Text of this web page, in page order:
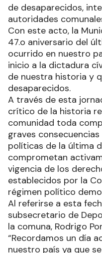
detenidos por la
Juan Eduardo
de desaparecidos,
autoridades
Con este acto, la
47.o aniversario del
ocurrido en nuestro
inicio a la dictadura
de nuestra historia y
desaparecidos.
A través de esta
crítico de la historia
comunidad toda
graves
políticas de la última
comprometan
vigencia de los
establecidos por la
régimen político
Al referirse a esta
subsecretario de
la comuna, Rodrigo